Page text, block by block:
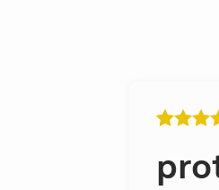
out of
based